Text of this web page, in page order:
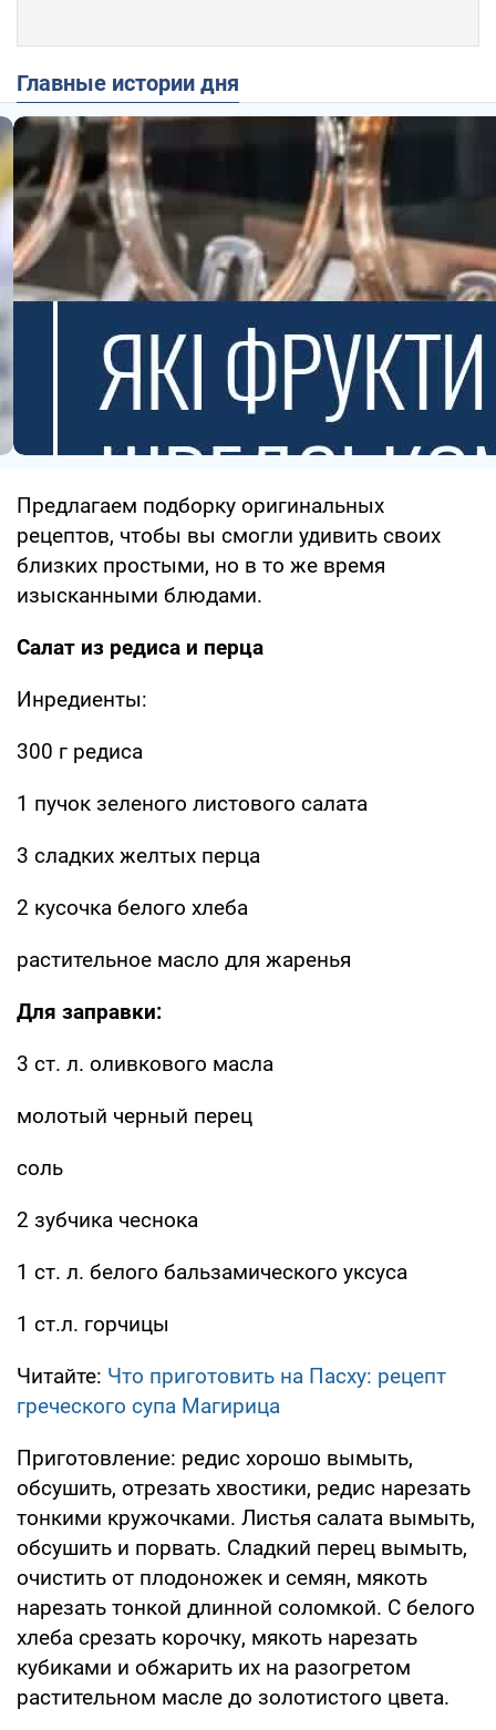
Главные истории дня
Предлагаем подборку оригинальных
рецептов, чтобы вы смогли удивить своих
близких простыми, но в то же время
изысканными блюдами.
Салат из редиса и перца
Инредиенты:
300 г редиса
1 пучок зеленого листового салата
3 сладких желтых перца
2 кусочка белого хлеба
растительное масло для жаренья
Для заправки:
3 ст. л. оливкового масла
молотый черный перец
соль
2 зубчика чеснока
1 ст. л. белого бальзамического уксуса
1 ст.л. горчицы
Читайте: Что приготовить на Пасху: рецепт
греческого супа Магирица
Приготовление: редис хорошо вымыть,
обсушить, отрезать хвостики, редис нарезать
тонкими кружочками. Листья салата вымыть,
обсушить и порвать. Сладкий перец вымыть,
очистить от плодоножек и семян, мякоть
нарезать тонкой длинной соломкой. С белого
хлеба срезать корочку, мякоть нарезать
кубиками и обжарить их на разогретом
растительном масле до золотистого цвета.